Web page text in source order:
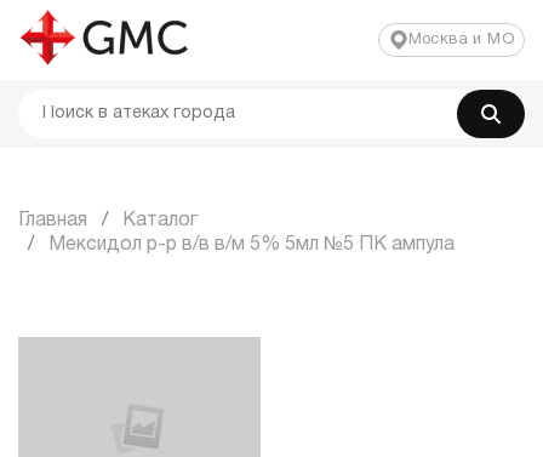
Москва и МО
Главная
Каталог
Мексидол р-р в/в в/м 5% 5мл №5 ПК ампула